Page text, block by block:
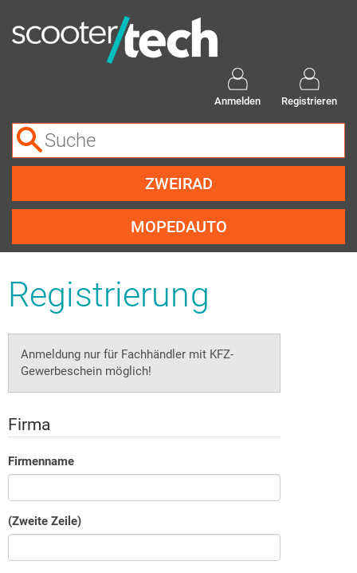
Anmelden Registrieren
ZWEIRAD
MOPEDAUTO
Registrierung
Anmeldung nur für Fachhändler mit KFZ-
Gewerbeschein möglich!
Firma
Firmenname
(Zweite Zeile)